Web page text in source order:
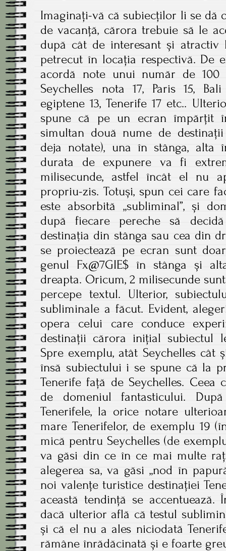
Imaginați-vă că subiecților li se dă
de vacanță, cărora trebuie să le
după cât de interesant și
petrecut în locația respectivă. De
acordă note unui număr de 100
Seychelles nota 17, Paris 15,
egiptene 13, Tenerife 17 etc..
spune că pe un ecran împărțit
simultan două nume de
deja notate), una în stânga, alta
durata de expunere va fi
milisecunde, astfel încât el nu
propriu-zis. Totuși, spun cei care
este absorbită „subliminal”, și
după fiecare pereche să
destinația din stânga sau cea din
se proiectează pe ecran sunt
genul Fx@7GIE$ în stânga și
dreapta. Oricum, 2 milisecunde
percepe textul. Ulterior,
subliminale a făcut. Evident,
opera celui care conduce
destinații cărora inițial subiectul
Spre exemplu, atât Seychelles cât
însă subiectului i se spune că la
Tenerife față de Seychelles. Ceea
de domeniul fantasticului.
Tenerifele, la orice notare
mare Tenerifelor, de exemplu 19
mică pentru Seychelles (de
va găsi din ce în ce mai multe
alegerea sa, va găsi „nod în
noi valențe turistice destinației
această tendință se
dacă ulterior află că testul
și că el nu a ales niciodată
rămâne înrădăcinată și e foarte